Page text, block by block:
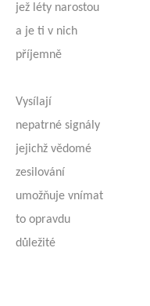
jež léty narostou
a je ti v nich
příjemně
Vysílají
nepatrné signály
jejichž vědomé
zesilování
umožňuje vnímat
to opravdu
důležité